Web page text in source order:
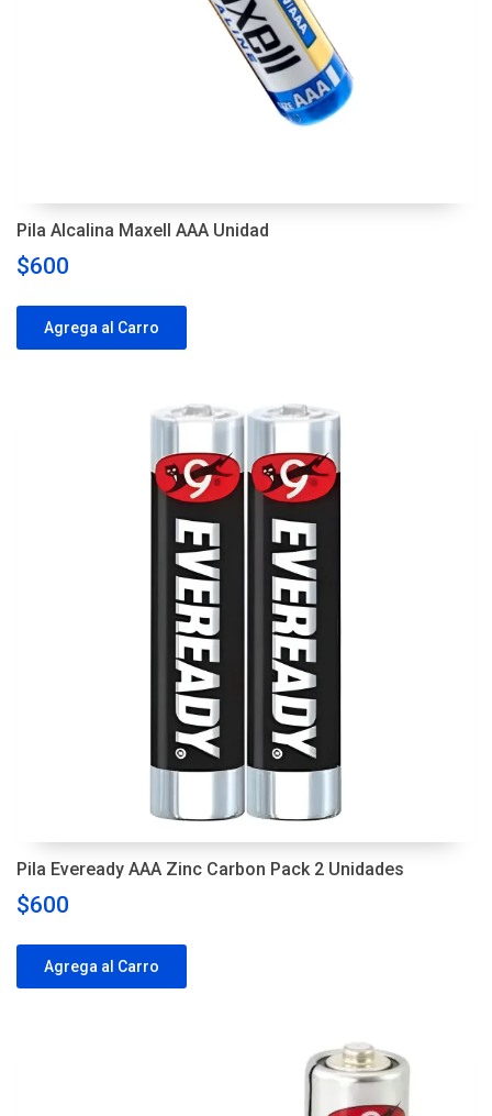
Pila Alcalina Maxell AAA Unidad
$600
Agrega al Carro
Pila Eveready AAA Zinc Carbon Pack 2 Unidades
$600
Agrega al Carro